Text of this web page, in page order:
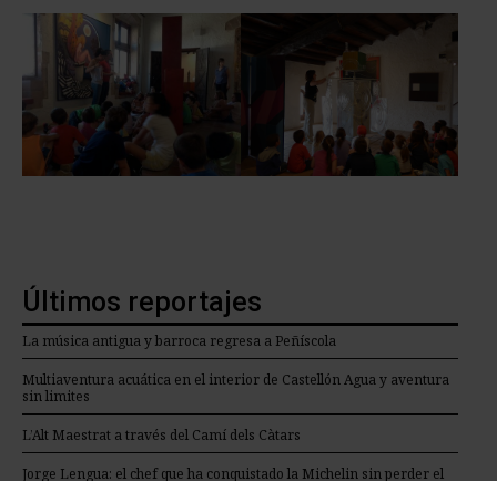
Últimos reportajes
La música antigua y barroca regresa a Peñíscola
Multiaventura acuática en el interior de Castellón Agua y aventura
sin limites
L’Alt Maestrat a través del Camí dels Càtars
Jorge Lengua: el chef que ha conquistado la Michelin sin perder el